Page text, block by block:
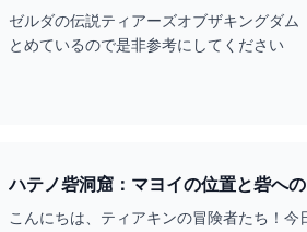
ゼルダの伝説ティアーズオブザキングダ
とめているので是非参考にしてください
こんにちは、ティアキンの冒険者たち！